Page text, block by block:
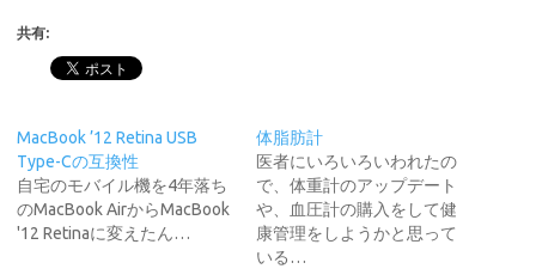
共有:
MacBook ’12 Retina USB
Type-Cの互換性
自宅のモバイル機を4年落ち
のMacBook AirからMacBook
'12 Retinaに変えたん…
体脂肪計
医者にいろいろいわれたの
で、体重計のアップデート
や、血圧計の購入をして健
康管理をしようかと思って
いる…